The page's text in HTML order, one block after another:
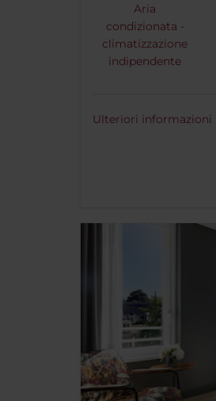
Aria
condizionata -
climatizzazione
indipendente
Ulteriori informazioni